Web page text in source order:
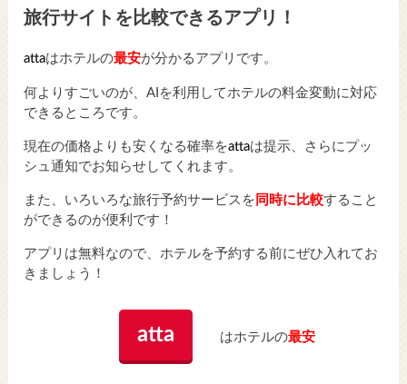
旅行サイトを比較できるアプリ！
attaはホテルの最安が分かるアプリです。
何よりすごいのが、AIを利用してホテルの料金変動に対応
できるところです。
現在の価格よりも安くなる確率をattaは提示、さらにプッ
シュ通知でお知らせしてくれます。
また、いろいろな旅行予約サービスを 同時に比較すること
ができるのが便利です！
アプリは無料なので、ホテルを予約する前にぜひ入れてお
きましょう！
atta はホテルの最安